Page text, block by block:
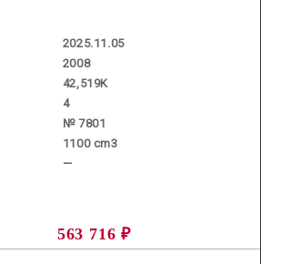
2025.11.05
2008
42,519K
4
№ 7801
1100 cm3
—
563 716 ₽